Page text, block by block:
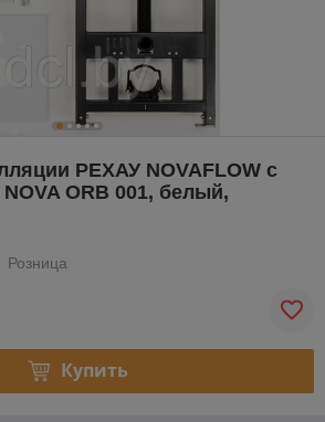
РЕХАУ NOVAFLOW с
ORB 001, белый,
Розница
Купить